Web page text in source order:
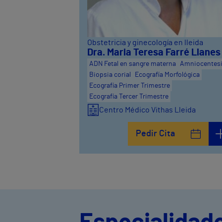
Obstetricia y ginecología en lleida
Dra. Maria Teresa Farré Llanes
ADN Fetal en sangre materna
Biopsia corial
Ecografía Morfológica
Ecografía Primer Trimestre
Ecografía Tercer Trimestre
Centro Médico Vithas Lleida
Pedir Cita